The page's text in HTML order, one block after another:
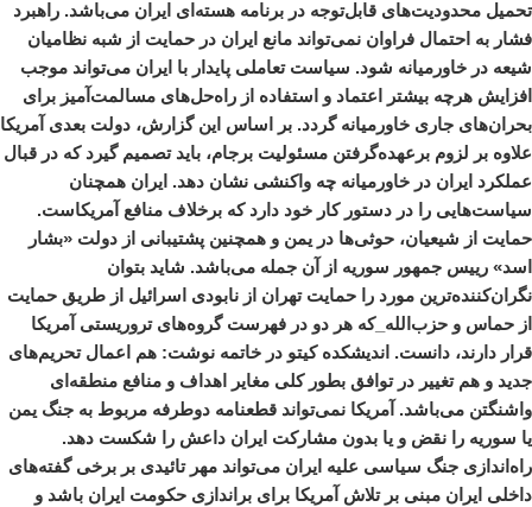
تحمیل محدودیت‌های قابل‌توجه در برنامه هسته‌ای ایران می‌باشد. راهبرد
فشار به احتمال فراوان نمی‌تواند مانع ایران در حمایت از شبه نظامیان
شیعه در خاورمیانه شود. سیاست تعاملی پایدار با ایران می‌تواند موجب
افزایش هرچه بیشتر اعتماد و استفاده از راه‌حل‌های مسالمت‌آمیز برای
بحران‌های جاری خاورمیانه گردد. بر اساس این گزارش، دولت بعدی آمریکا
علاوه بر لزوم برعهده‌گرفتن مسئولیت برجام، باید تصمیم گیرد که در قبال
عملکرد ایران در خاورمیانه چه واکنشی نشان دهد. ایران همچنان
سیاست‌هایی را در دستور کار خود دارد که برخلاف منافع آمریکاست.
حمایت از شیعیان، حوثی‌ها در یمن و همچنین پشتیبانی‌ از دولت «بشار
اسد» رییس جمهور سوریه از آن جمله می‌باشد. شاید بتوان
نگران‌کننده‌ترین مورد را حمایت تهران از نابودی اسرائیل از طریق حمایت
از حماس و حزب‌الله_که هر دو در فهرست گروه‌های تروریستی آمریکا
قرار دارند، دانست. اندیشکده کیتو در خاتمه نوشت: هم اعمال تحریم‌های
جدید و هم تغییر در توافق بطور کلی مغایر اهداف و منافع منطقه‌ای
واشنگتن می‌باشد. آمریکا نمی‌تواند قطعنامه دوطرفه مربوط به جنگ یمن
یا سوریه را نقض و یا بدون مشارکت ایران داعش را شکست دهد.
راه‌اندازی جنگ سیاسی علیه ایران می‌تواند مهر تائیدی بر برخی گفته‌های
داخلی ایران مبنی بر تلاش آمریکا برای براندازی حکومت ایران باشد و